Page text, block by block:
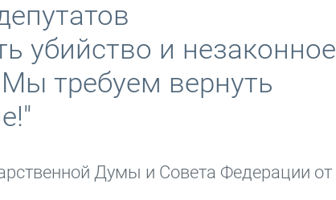
убийство и незаконное
требуем вернуть
Думы и Совета Федерации от